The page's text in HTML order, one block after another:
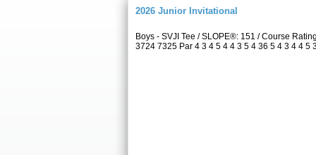
2026 Junior Invitational
Boys - SVJI Tee / SLOPE®: 151 / Course
3724 7325 Par 4 3 4 5 4 4 3 5 4 36 5 4 3 4 4 5